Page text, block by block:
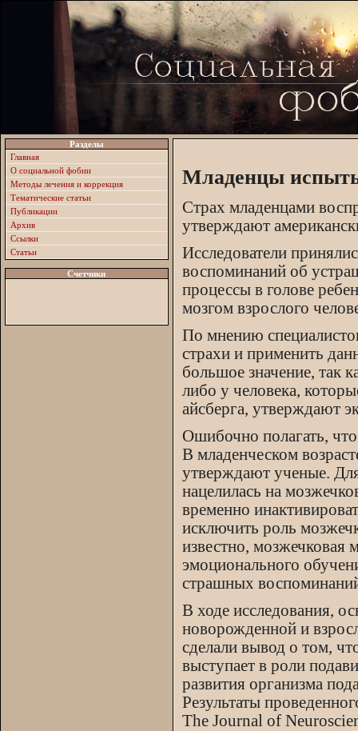
Разделы
Главная
О социальной фобии
Методы лечения и коррекция
Тематические статьи
Публикации
Архив
Ссылки
Статьи
Счетчики
Младенцы
Страх младенцами
утверждают
Исследователи
воспоминаний об
процессы в голове
мозгом взрослого
По мнению
страхи и применить
большое значение, так
либо у человека,
айсберга, утверждают
Ошибочно полагать,
В младенческом
утверждают ученые.
нацелилась на
временно
исключить роль
известно, мозжечковая
эмоционального
страшных
В ходе исследования,
новорожденной и
сделали вывод о том,
выступает в роли
развития организма
Результаты
The Journal of